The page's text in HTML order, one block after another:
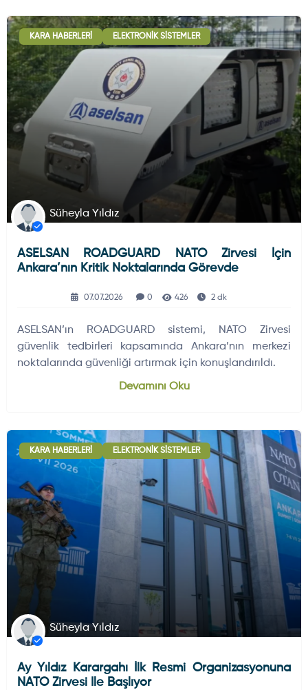
KARA HABERLERI ELEKTRONIK SISTEMLER
Süheyla Yıldız
ASELSAN ROADGUARD NATO Zirvesi İçin
Ankara’nın Kritik Noktalarında Görevde
07.07.2026 0 426 2 dk
ASELSAN’ın ROADGUARD sistemi, NATO Zirvesi
güvenlik tedbirleri kapsamında Ankara’nın merkezi
noktalarında güvenliği artırmak için konuşlandırıldı.
Devamını Oku
KARA HABERLERI ELEKTRONIK SISTEMLER
Süheyla Yıldız
Ay Yıldız Karargahı İlk Resmi Organizasyonuna
NATO Zirvesi Ile Başlıyor